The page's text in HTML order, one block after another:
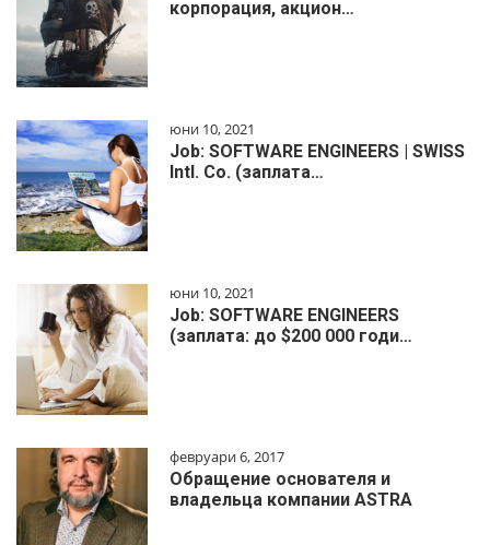
корпорация, акцион…
юни 10, 2021
Job: SOFTWARE ENGINEERS | SWISS
Intl. Co. (заплата…
юни 10, 2021
Job: SOFTWARE ENGINEERS
(заплата: до $200 000 годи…
февруари 6, 2017
Обращение основателя и
владельца компании ASTRA